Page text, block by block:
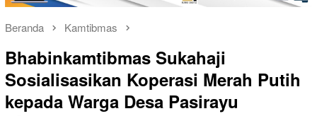
Beranda Kamtibmas
Bhabinkamtibmas Sukahaji
Sosialisasikan Koperasi Merah Putih
kepada Warga Desa Pasirayu